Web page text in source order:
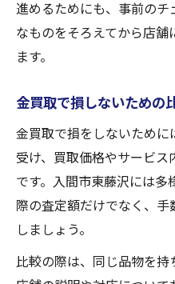
進めるためにも、事前の
なものをそろえてから店
ます。
金買取で損しないための
金買取で損をしないため
受け、買取価格やサービ
です。入間市東藤沢には
際の査定額だけでなく、
しましょう。
比較の際は、同じ品物を